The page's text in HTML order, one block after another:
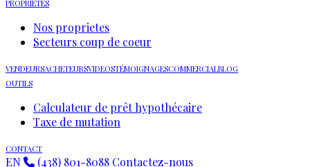
PROPRIETES
Nos proprietes
Secteurs coup de coeur
VENDEURSACHETEURSVIDEOSTÉMOIGNAGESCOMMERCIALBLOG
OUTILS
Calculateur de prêt hypothécaire
Taxe de mutation
CONTACT
EN (438) 801-8088 Contactez-nous